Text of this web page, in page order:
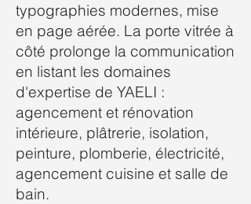
typographies modernes, mise
en page aérée. La porte vitrée à
côté prolonge la communication
en listant les domaines
d'expertise de YAELI :
agencement et rénovation
intérieure, plâtrerie, isolation,
peinture, plomberie, électricité,
agencement cuisine et salle de
bain.